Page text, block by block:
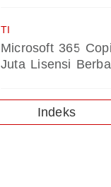
TI
Microsoft 365
Juta Lisensi
Indeks